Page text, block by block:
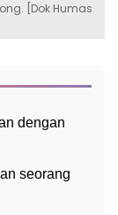
[Dok Humas
dengan
seorang